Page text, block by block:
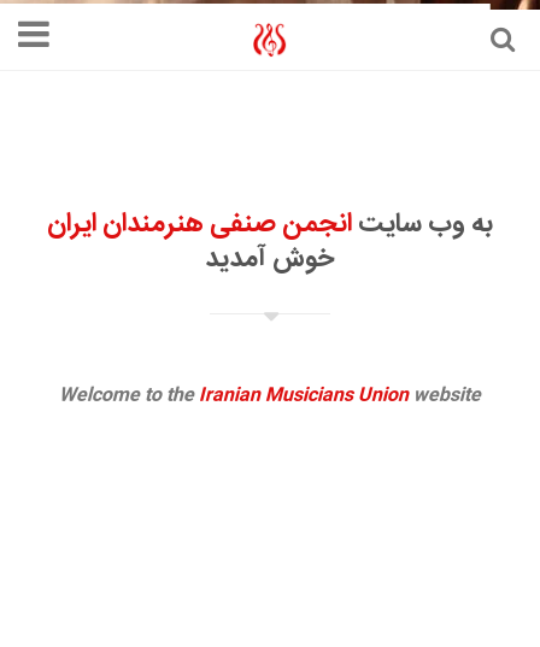
به وب سایتانجمن صنفی هنرمندان ایران
خوش آمدید
Welcome to theIranian Musicians Unionwebsite